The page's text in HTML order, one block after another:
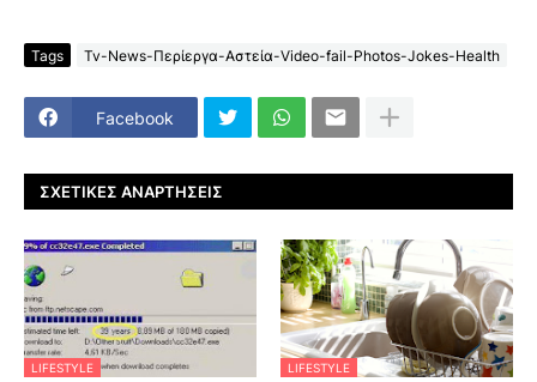
Tags Tv-News-Περίεργα-Αστεία-Video-fail-Photos-Jokes-Health
Facebook
ΣΧΕΤΙΚΈΣ ΑΝΑΡΤΉΣΕΙΣ
LIFESTYLE LIFESTYLE